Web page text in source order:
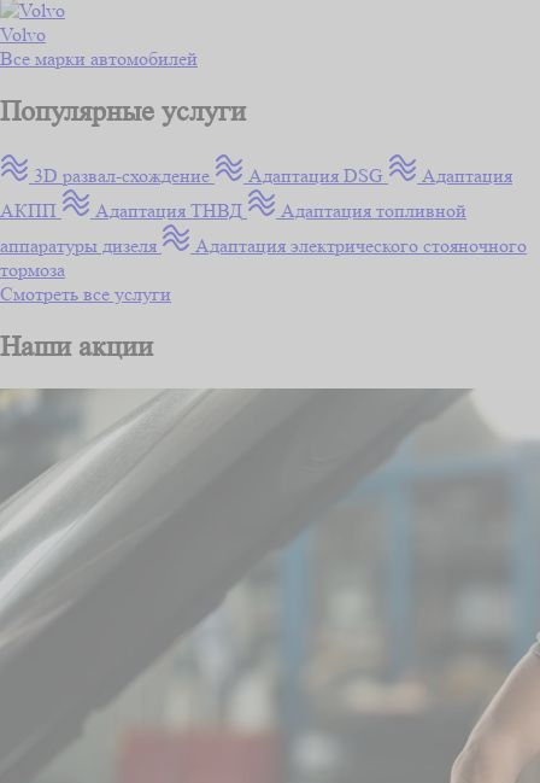
Volvo
Все марки автомобилей
Популярные услуги
3D развал-схождение Адаптация DSG
Адаптация
АКПП
Адаптация ТНВД
Адаптация топливной
аппаратуры дизеля
Адаптация электрического стояночного
тормоза
Смотреть все услуги
Наши акции